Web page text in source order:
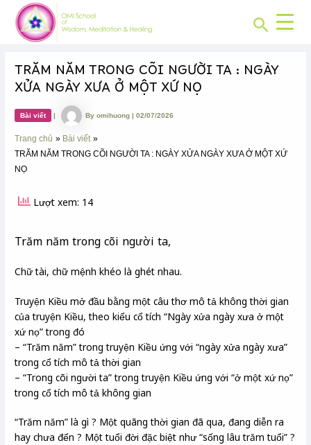
content
Search
TRĂM NĂM TRONG CÕI NGƯỜI TA : NGÀY
XỬA NGÀY XƯA Ở MỘT XỨ NỌ
Bài viết | Byomihuong|02/07/2026
Trang chủ
Bài viết
TRĂM NĂM TRONG CÕI NGƯỜI TA : NGÀY XỬA NGÀY XƯA Ở MỘT XỨ
NỌ
Lượt xem: 14
Trăm năm trong cõi người ta,
Chữ tài, chữ mệnh khéo là ghét nhau.
Truyện Kiều mở đầu bằng một câu thơ mô tả không thời gian
của truyện Kiều, theo kiểu cổ tích “Ngày xửa ngày xưa ở một
xứ nọ” trong đó
– “Trăm năm” trong truyện Kiều ứng với “ngày xửa ngày xưa”
trong cổ tích mô tả thời gian
– “Trong cõi người ta” trong truyện Kiều ứng với “ở một xứ nọ”
trong cổ tích mô tả không gian
“Trăm năm” là gì ? Một quãng thời gian đã qua, đang diễn ra
hay chưa đến ? Một tuổi đời đặc biệt như “sống lâu trăm tuổi” ?
Post
navigation
CHUYÊN
MỤC: